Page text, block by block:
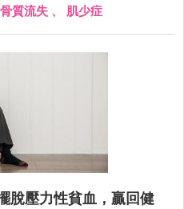
對不可忽視。透過鄭老師的
骨質流失 、 肌少症
脫壓力性貧血，贏回健